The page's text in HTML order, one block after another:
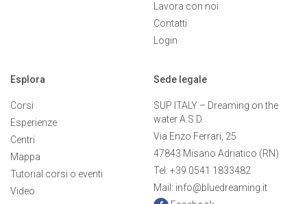
Lavora con noi
Contatti
Login
Esplora
Corsi
Esperienze
Centri
Mappa
Tutorial corsi o eventi
Video
Sede legale
SUP ITALY – Dreaming on the
water A.S.D.
Via Enzo Ferrari, 25
47843 Misano Adriatico (RN)
Tel: +39 0541 1833482
Mail: info@bluedreaming.it